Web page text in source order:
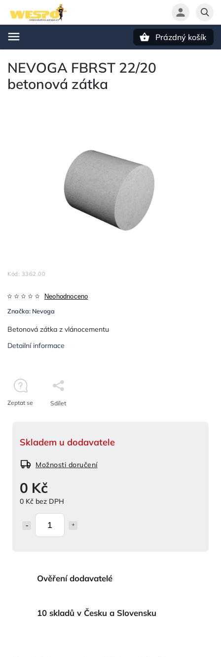
Prázdný košík
NEVOGA FBRST 22/20
betonová zátka
Kód: 3362.00
Neohodnoceno
Značka: Nevoga
0 Kč
0 Kč bez DPH
Skladem u dodavatele
Možnosti doručení
Betonová zátka z vlánocementu
Detailní informace
Zeptat se Sdílet
Ověření dodavatelé
10 skladů v Česku a Slovensku